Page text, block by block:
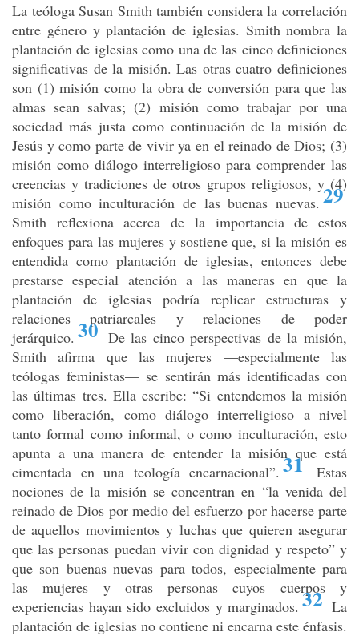
La teóloga Susan Smith también considera la correlación
entre género y plantación de iglesias. Smith nombra la
plantación de iglesias como una de las cinco definiciones
significativas de la misión. Las otras cuatro definiciones
son (1) misión como la obra de conversión para que las
almas sean salvas; (2) misión como trabajar por una
sociedad más justa como continuación de la misión de
Jesús y como parte de vivir ya en el reinado de Dios; (3)
misión como diálogo interreligioso para comprender las
creencias y tradiciones de otros grupos religiosos, y (4)
misión como inculturación de las buenas nuevas. 29
Smith reflexiona acerca de la importancia de estos
enfoques para las mujeres y sostiene que, si la misión es
entendida como plantación de iglesias, entonces debe
prestarse especial atención a las maneras en que la
plantación de iglesias podría replicar estructuras y
relaciones patriarcales y relaciones de poder
jerárquico. 30 De las cinco perspectivas de la misión,
Smith afirma que las mujeres —especialmente las
teólogas feministas— se sentirán más identificadas con
las últimas tres. Ella escribe: “Si entendemos la misión
como liberación, como diálogo interreligioso a nivel
tanto formal como informal, o como inculturación, esto
apunta a una manera de entender la misión que está
cimentada en una teología encarnacional”. 31
Estas
nociones de la misión se concentran en “la venida del
reinado de Dios por medio del esfuerzo por hacerse parte
de aquellos movimientos y luchas que quieren asegurar
que las personas puedan vivir con dignidad y respeto” y
que son buenas nuevas para todos, especialmente para
las mujeres y otras personas cuyos cuerpos y
experiencias hayan sido excluidos y marginados. 32 La
plantación de iglesias no contiene ni encarna este énfasis.